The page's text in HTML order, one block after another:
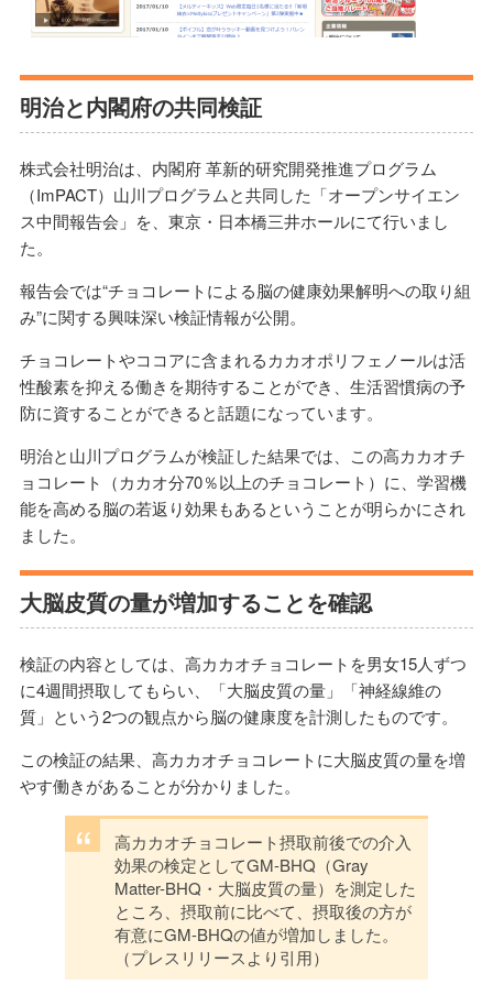
明治と内閣府の共同検証
株式会社明治は、内閣府 革新的研究開発推進プログラム
（ImPACT）山川プログラムと共同した「オープンサイエン
ス中間報告会」を、東京・日本橋三井ホールにて行いまし
た。
報告会では“チョコレートによる脳の健康効果解明への取り組
み”に関する興味深い検証情報が公開。
チョコレートやココアに含まれるカカオポリフェノールは活
性酸素を抑える働きを期待することができ、生活習慣病の予
防に資することができると話題になっています。
明治と山川プログラムが検証した結果では、この高カカオチ
ョコレート（カカオ分70％以上のチョコレート）に、学習機
能を高める脳の若返り効果もあるということが明らかにされ
ました。
大脳皮質の量が増加することを確認
検証の内容としては、高カカオチョコレートを男女15人ずつ
に4週間摂取してもらい、「大脳皮質の量」「神経線維の
質」という2つの観点から脳の健康度を計測したものです。
この検証の結果、高カカオチョコレートに大脳皮質の量を増
やす働きがあることが分かりました。
高カカオチョコレート摂取前後での介入
効果の検定としてGM-BHQ（Gray
Matter-BHQ・大脳皮質の量）を測定した
ところ、摂取前に比べて、摂取後の方が
有意にGM-BHQの値が増加しました。
（プレスリリースより引用）